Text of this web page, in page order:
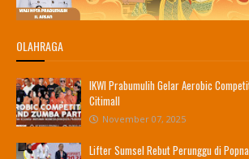
OLAHRAGA
IKWI Prabumulih Gelar Aerobic
Citimall
November 07, 2025
Lifter Sumsel Rebut Perunggu di